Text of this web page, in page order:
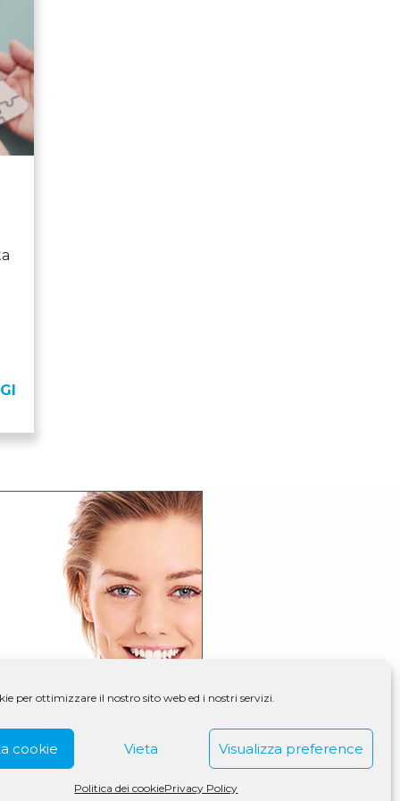
per ottimizzare il nostro sito web ed i nostri servizi.
cookie Vieta Visualizza preference
Politica dei cookiePrivacy Policy